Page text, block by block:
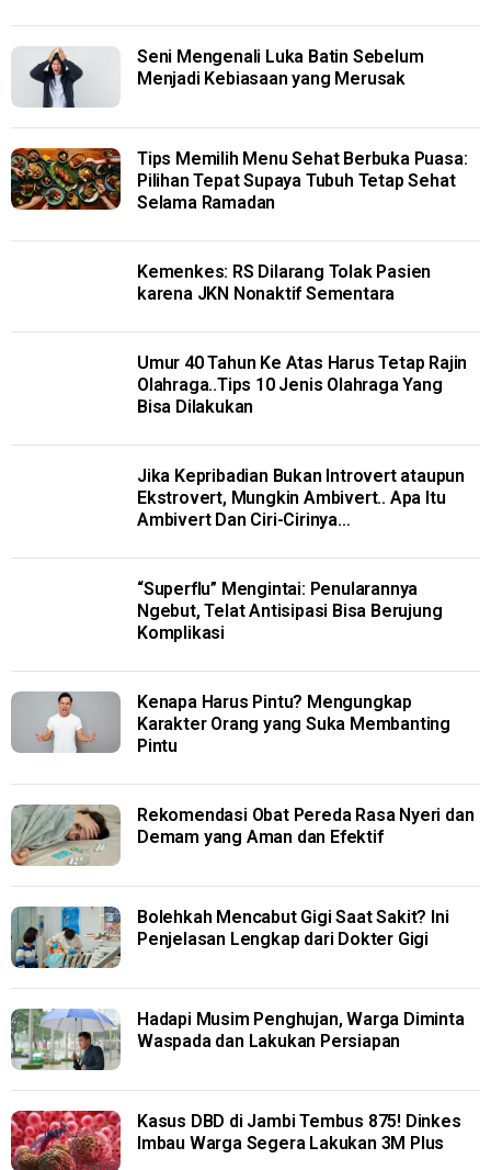
Seni Mengenali Luka Batin Sebelum
Menjadi Kebiasaan yang Merusak
Tips Memilih Menu Sehat Berbuka Puasa:
Pilihan Tepat Supaya Tubuh Tetap Sehat
Selama Ramadan
Kemenkes: RS Dilarang Tolak Pasien
karena JKN Nonaktif Sementara
Umur 40 Tahun Ke Atas Harus Tetap Rajin
Olahraga..Tips 10 Jenis Olahraga Yang
Bisa Dilakukan
Jika Kepribadian Bukan Introvert ataupun
Ekstrovert, Mungkin Ambivert.. Apa Itu
Ambivert Dan Ciri-Cirinya…
“Superflu” Mengintai: Penularannya
Ngebut, Telat Antisipasi Bisa Berujung
Komplikasi
Kenapa Harus Pintu? Mengungkap
Karakter Orang yang Suka Membanting
Pintu
Rekomendasi Obat Pereda Rasa Nyeri dan
Demam yang Aman dan Efektif
Bolehkah Mencabut Gigi Saat Sakit? Ini
Penjelasan Lengkap dari Dokter Gigi
Hadapi Musim Penghujan, Warga Diminta
Waspada dan Lakukan Persiapan
Kasus DBD di Jambi Tembus 875! Dinkes
Imbau Warga Segera Lakukan 3M Plus